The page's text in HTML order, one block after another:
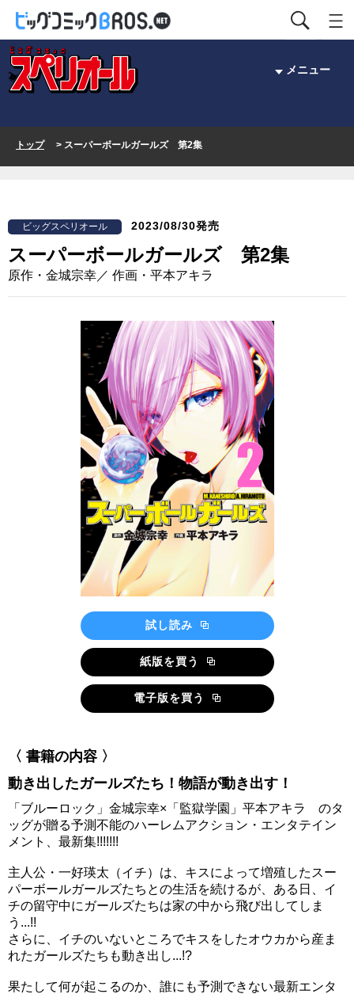
メニュー
トップ> スーパーボールガールズ 第2集
ビッグスペリオール 2023/08/30発売
スーパーボールガールズ 第2集
原作・金城宗幸／ 作画・平本アキラ
試し読み
紙版を買う
電子版を買う
〈 書籍の内容 〉
動き出したガールズたち！物語が動き出す！
「ブルーロック」金城宗幸×「監獄学園」平本アキラ のタ
ッグが贈る予測不能のハーレムアクション・エンタテイン
メント、最新集!!!!!!!
主人公・一好瑛太（イチ）は、キスによって増殖したスー
パーボールガールズたちとの生活を続けるが、ある日、イ
チの留守中にガールズたちは家の中から飛び出してしま
う...!!
さらに、イチのいないところでキスをしたオウカから産ま
れたガールズたちも動き出し...!?
果たして何が起こるのか、誰にも予測できない最新エンタ